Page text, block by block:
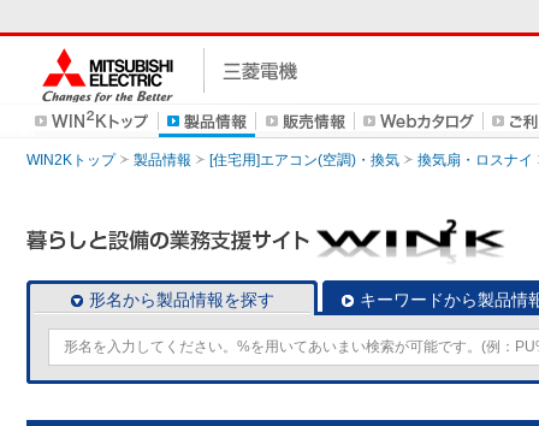
WIN2Kトップ 製品情報 [住宅用]エアコン(空調)・換気 換気扇・ロスナイ
形名から製品情報を探す キーワードから製品情